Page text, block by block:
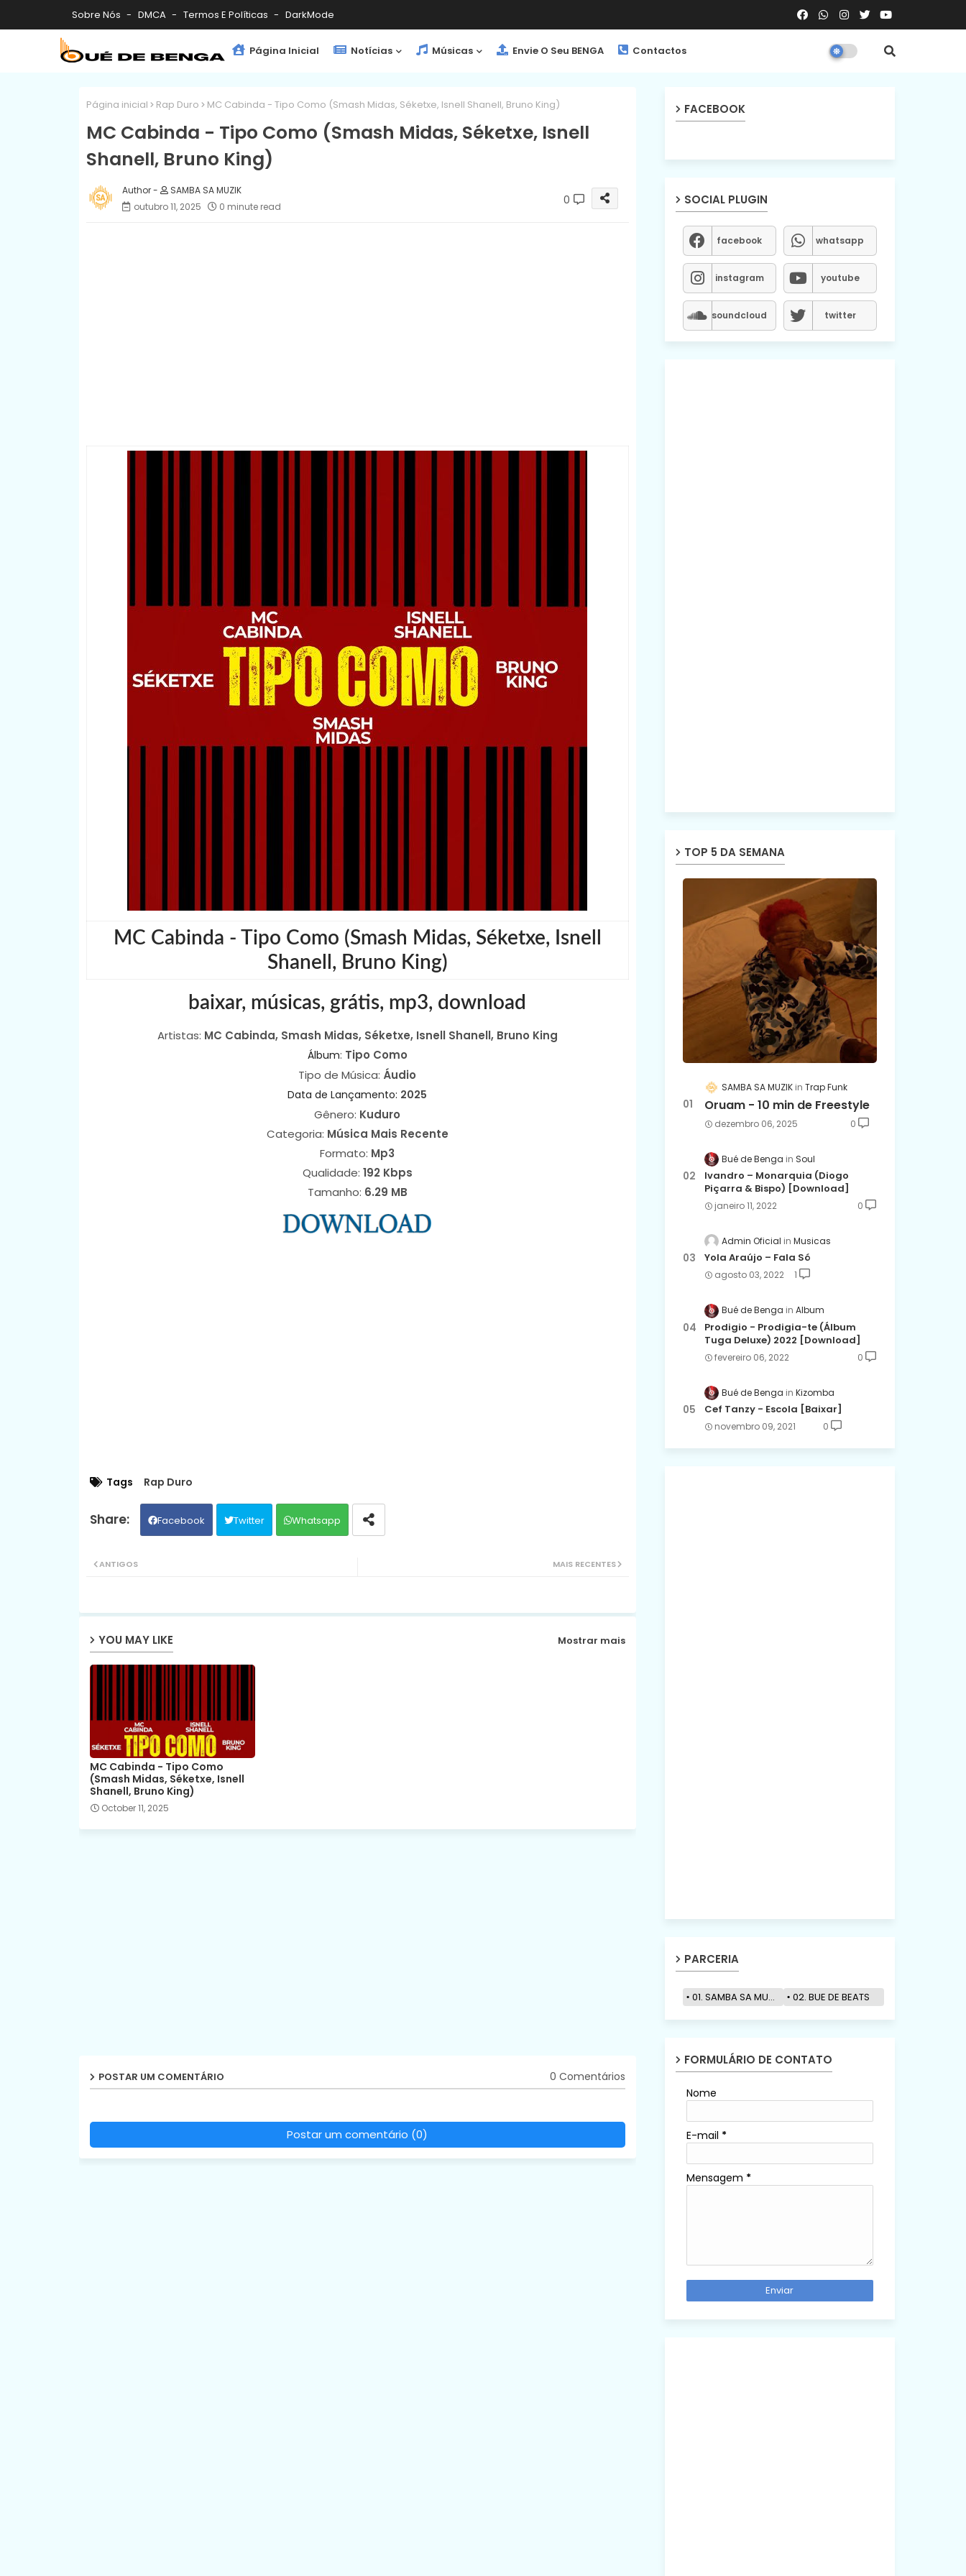
Sobre Nós DMCA Termos E Políticas DarkMode
Página Inicial Notícias Músicas Envie O Seu BENGA Contactos
Página inicial Rap Duro MC Cabinda - Tipo Como (Smash Midas, Séketxe, Isnell Shanell, Bruno King)
MC Cabinda - Tipo Como (Smash Midas, Séketxe, Isnell
Shanell, Bruno King)
SAMBA SA MUZIK
outubro 11, 2025
0 minute read 0
MC Cabinda - Tipo Como (Smash Midas, Séketxe, Isnell
Shanell, Bruno King)
baixar, músicas, grátis, mp3, download
Artistas: MC Cabinda, Smash Midas, Séketxe, Isnell Shanell, Bruno King
Álbum: Tipo Como
Tipo de Música: Áudio
Data de Lançamento: 2025
Gênero: Kuduro
Categoria: Música Mais Recente
Formato: Mp3
Qualidade: 192 Kbps
Tamanho: 6.29 MB
Tags Rap Duro
Facebook Twitter Whatsapp
MAIS RECENTES
ANTIGOS
YOU MAY LIKE Mostrar mais
MC Cabinda - Tipo Como
(Smash Midas, Séketxe, Isnell
Shanell, Bruno King)
October 11, 2025
POSTAR UM COMENTÁRIO 0 Comentários
Postar um comentário (0)
FACEBOOK
SOCIAL PLUGIN
facebook whatsapp
instagram youtube
soundcloud twitter
TOP 5 DA SEMANA
SAMBA SA MUZIK Trap Funk
Oruam - 10 min de Freestyle
dezembro 06, 2025 0
Bué de Benga Soul
Ivandro – Monarquia (Diogo
Piçarra & Bispo) [Download]
janeiro 11, 2022 0
Admin Oficial Musicas
Yola Araújo – Fala Só
agosto 03, 2022 1
Bué de Benga Album
Prodigio - Prodigia-te (Álbum
Tuga Deluxe) 2022 [Download]
fevereiro 06, 2022 0
Bué de Benga Kizomba
Cef Tanzy - Escola [Baixar]
novembro 09, 2021 0
PARCERIA
01. SAMBA SA MUZIK 02. BUE DE BEATS
FORMULÁRIO DE CONTATO
Nome
E-mail *
Mensagem *